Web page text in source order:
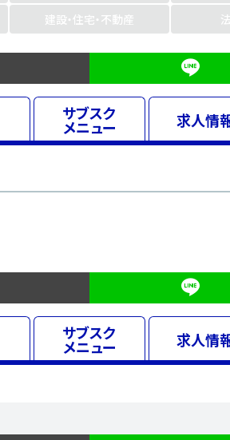
建設・住宅・不動産
サブスク
メニュー 求人情
サブスク
メニュー 求人情